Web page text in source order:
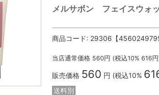
メルサボン フェイスウォ
商品コード: 29306【
当店通常価格 560 円 (税込10% 616
販売価格 560 円 (税込10%
送料別